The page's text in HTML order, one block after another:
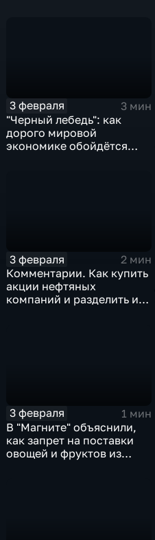
3 февраля
3 мин
"Черный лебедь": как
дорого мировой
экономике обойдётся
3 февраля
2 мин
Комментарии. Как купить
акции нефтяных
компаний и разделить их
3 февраля
1 мин
В "Магните" объяснили,
как запрет на поставки
овощей и фруктов из